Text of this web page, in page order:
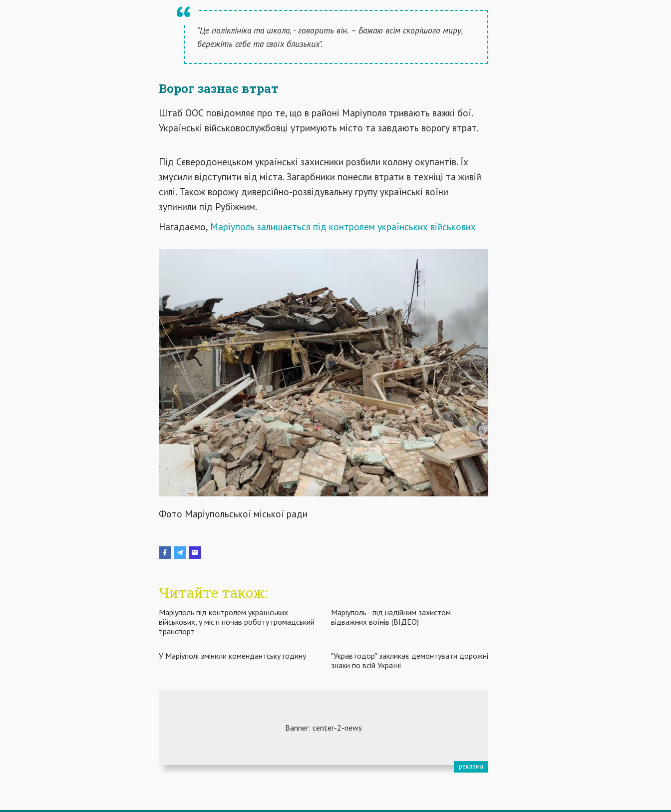
"Це поліклініка та школа, - говорить він. – Бажаю всім скорішого миру,
бережіть себе та своїх близьких".
Ворог зазнає втрат
Штаб ООС повідомляє про те, що в районі Маріуполя тривають важкі бої.
Українські військовослужбовці утримують місто та завдають ворогу втрат.
Під Сєверодонецьком українські захисники розбили колону окупантів. Їх
змусили відступити від міста. Загарбники понесли втрати в техніці та живій
силі. Також ворожу диверсійно-розвідувальну групу українські воїни
зупинили під Рубіжним.
Нагадаємо, Маріуполь залишається під контролем українських військових
Фото Маріупольської міської ради
Читайте також:
Маріуполь під контролем українських
військових, у місті почав роботу громадський
транспорт
Маріуполь - під надійним захистом
відважних воїнів (ВІДЕО)
У Маріуполі змінили комендантську годину
"Укравтодор" закликає демонтувати дорожні
знаки по всій Україні